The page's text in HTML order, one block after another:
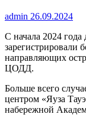
admin 26.09.2024
С начала 2024
зарегистрировали
направляющих
ЦОДД.
Больше всего
центром «Яуза
набережной